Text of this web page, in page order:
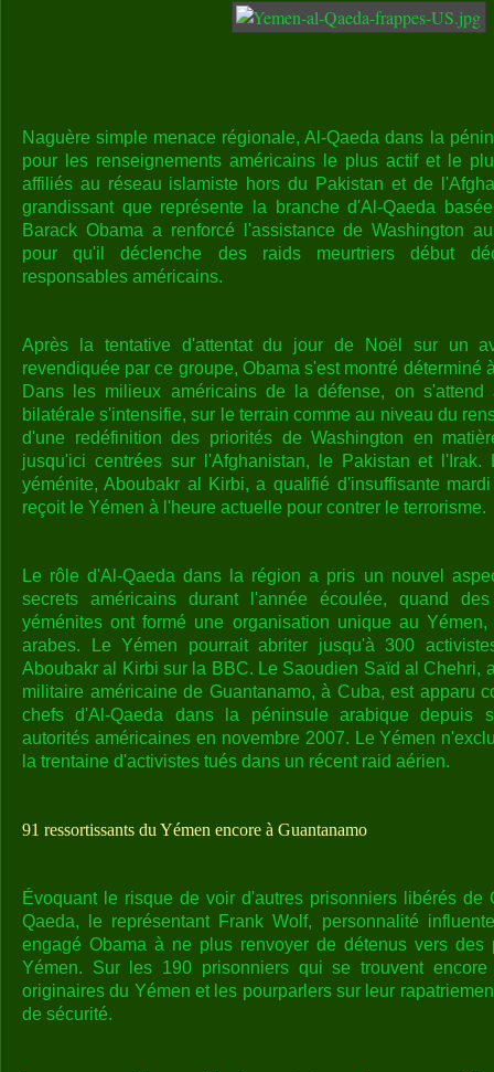
Naguère simple menace régionale, Al-Qaeda dans la
pour les renseignements américains le plus actif et le
affiliés au réseau islamiste hors du Pakistan et de
grandissant que représente la branche d'Al-Qaeda
Barack Obama a renforcé l'assistance de Washington
pour qu'il déclenche des raids meurtriers début
responsables américains.
Après la tentative d'attentat du jour de Noël sur un
revendiquée par ce groupe, Obama s'est montré déterminé
Dans les milieux américains de la défense, on
bilatérale s'intensifie, sur le terrain comme au niveau du
d'une redéfinition des priorités de Washington en
jusqu'ici centrées sur l'Afghanistan, le Pakistan et
yéménite, Aboubakr al Kirbi, a qualifié d'insuffisante
reçoit le Yémen à l'heure actuelle pour contrer le terrorisme.
Le rôle d'Al-Qaeda dans la région a pris un nouvel
secrets américains durant l'année écoulée, quand
yéménites ont formé une organisation unique au
arabes. Le Yémen pourrait abriter jusqu'à 300
Aboubakr al Kirbi sur la BBC. Le Saoudien Saïd al Chehri,
militaire américaine de Guantanamo, à Cuba, est apparu
chefs d'Al-Qaeda dans la péninsule arabique depuis
autorités américaines en novembre 2007. Le Yémen
la trentaine d'activistes tués dans un récent raid aérien.
91 ressortissants du Yémen encore à Guantanamo
Évoquant le risque de voir d'autres prisonniers libérés de
Qaeda, le représentant Frank Wolf, personnalité
engagé Obama à ne plus renvoyer de détenus vers des
Yémen. Sur les 190 prisonniers qui se trouvent
originaires du Yémen et les pourparlers sur leur
de sécurité.